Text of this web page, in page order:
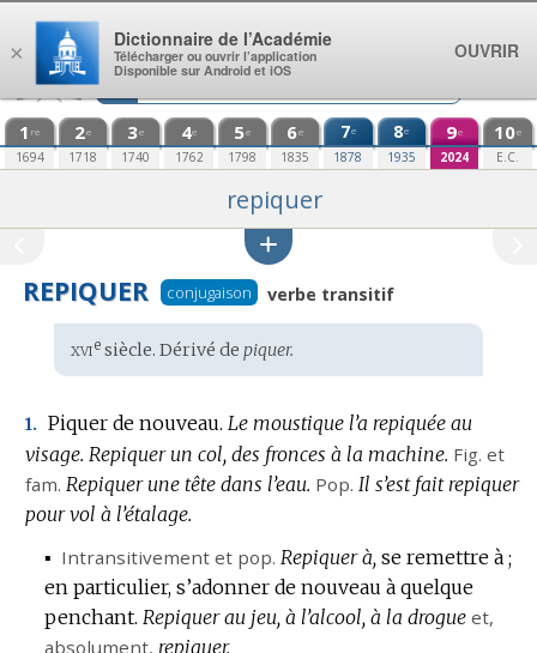
Aller au contenu
1 re
1694
2e
1718
3e
1740
4e
1762
5e
1798
6e
1835
7e
1878
8e
1935
9e
2024
10e
E.C.
repiquer
REPIQUER conjugaison verbe transitif
Étymologie
:
xviesiècle. Dérivé de piquer.
1. Piquer de nouveau. Le moustique l’a repiquée au
visage. Repiquer un col, des fronces à la machine. Fig. et
fam. Repiquer une tête dans l’eau. Pop. Il s’est fait repiquer
pour vol à l’étalage.
▪ Intransitivementet pop. Repiquer à, se remettre à ;
en particulier, s’adonner de nouveau à quelque
penchant. Repiquer au jeu, à l’alcool, à la drogue et,
absolument, repiquer.
×
Dictionnaire de l’Académie
Télécharger ou ouvrir l’application
Disponible sur Android et iOS
OUVRIR